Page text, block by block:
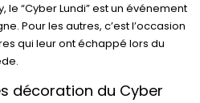
le “Cyber Lundi” est un événement
Pour les autres, c’est l’occasion
qui leur ont échappé lors du
décoration du Cyber